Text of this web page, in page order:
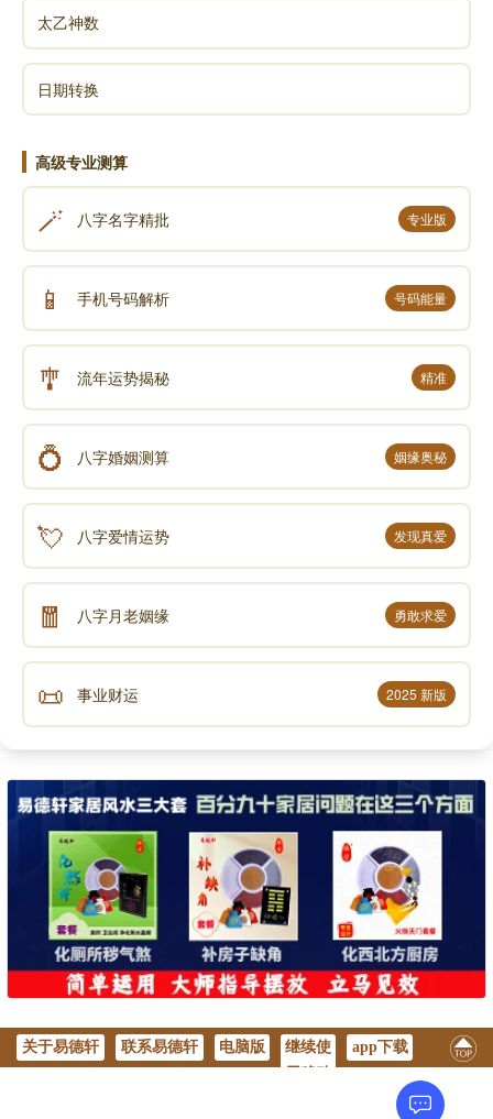
上图即是五黄大金龙各运排到的地方。再说一遍，
这只是八卦九宫的生旺之气，跟二十四山没关系，二十
四山是阴阳交媾后的挨星。
上图是如何推出来的呢？随手画个九宫推一下。
按洛书数的轨迹，奇数阳，偶数阴，阳顺阴逆就推
出来了，五黄所在即大金龙所在。我们都知道河图“一六
共宗，二七同道，三八为朋，四九为友”。实际上也是生
数成数的关系。还有就是先天乾坤为体，后天离坎为
用。我们来看上图各运的规律。
一运，一为天数，一入中，六入坎，一六同宗，把
五黄推到一坎对宫的离宫，金龙在一宫的对宫。二运，
二为地数 ，二入中，七入离，二七同道把五黄推到二坤
的本宫。其它三八、四九也是这样的规律，不在离就在
坎，与中宫令星通气。
最后我们会发现，八运中，天数奇，地数偶。阳奇
阴偶、阳顺阴逆，四正奇数，旺气居对面；四隅偶数，
旺气在本宫。
《宝照经》曰：“天机妙诀本不同，八卦只有一卦
通。”这一卦就是当运之卦，旺气之卦。再说一遍，这只
是八卦九宫，不是对应二十四山。
章仲山的玄空风水把令星当旺星，我们现在用的九
宫飞星也是如此。玄空六法把五黄当龙运旺星，谁对谁
错，你们自已判别。下篇写颠颠倒，抽爻换象，先天体
卦，二十四山如何建立。
声明：部分内容来于网络，如有侵权，请联系我们删除！以上内容，并
太乙神数
日期转换
高级专业测算
🪄 八字名字精批 专业版
📱 手机号码解析 号码能量
🎐 流年运势揭秘 精准
💍 八字婚姻测算 姻缘奥秘
💘 八字爱情运势 发现真爱
🧧 八字月老姻缘 勇敢求爱
📜 事业财运 2025 新版
关于易德轩 联系易德轩 电脑版
继续使
app下载